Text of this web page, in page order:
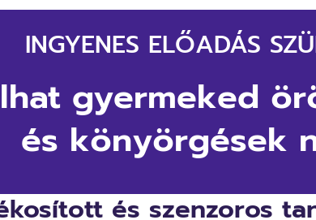
INGYENES ELŐADÁS
gyermeked
és könyörgések
és szenzoros